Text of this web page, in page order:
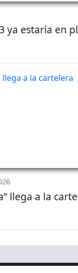
ya estaría en
llega a la